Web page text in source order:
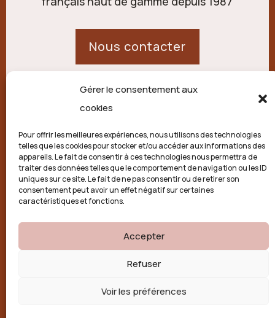
Gérer le consentement aux
cookies
Pour offrir les meilleures expériences, nous utilisons des technologies
telles que les cookies pour stocker et/ou accéder aux informations des
appareils. Le fait de consentir à ces technologies nous permettra de
traiter des données telles que le comportement de navigation ou les ID
uniques sur ce site. Le fait de ne pas consentir ou de retirer son
consentement peut avoir un effet négatif sur certaines
caractéristiques et fonctions.
Accepter
Refuser
Voir les préférences
Nous contacter
21 route de Palisse,
Politique de confidentialité
Conditions générales